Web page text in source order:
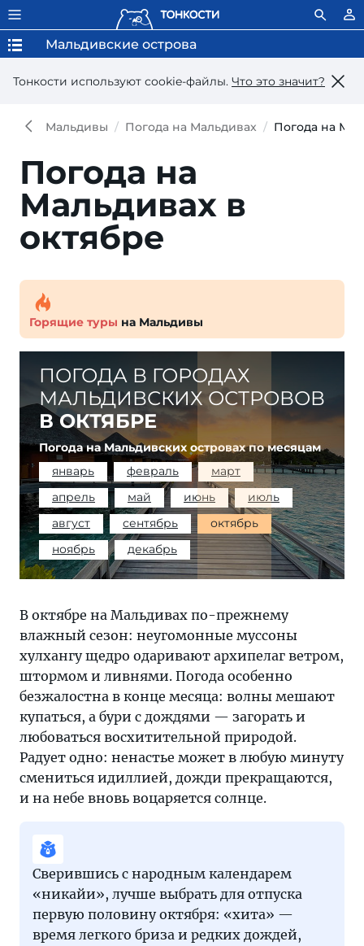
Тонкости используют сookie-файлы. Что это значит?
Мальдивские острова
Мальдивы Погода на Мальдивах Погода на
Погода на
Мальдивах в
октябре
Горящие туры на Мальдивы
ПОГОДА В ГОРОДАХ
МАЛЬДИВСКИХ ОСТРОВОВ
В ОКТЯБРЕ
Погода на Мальдивских островах по месяцам
январь
февраль
март
апрель
май июнь
июль
август
сентябрь
октябрь
ноябрь
декабрь
В октябре на Мальдивах по-прежнему
влажный сезон: неугомонные муссоны
хулхангу щедро одаривают архипелаг ветром,
штормом и ливнями. Погода особенно
безжалостна в конце месяца: волны мешают
купаться, а бури с дождями — загорать и
любоваться восхитительной природой.
Радует одно: ненастье может в любую минуту
смениться идиллией, дожди прекращаются,
и на небе вновь воцаряется солнце.
Сверившись с народным календарем
«никайи», лучше выбрать для отпуска
первую половину октября: «хита» —
время легкого бриза и редких дождей,